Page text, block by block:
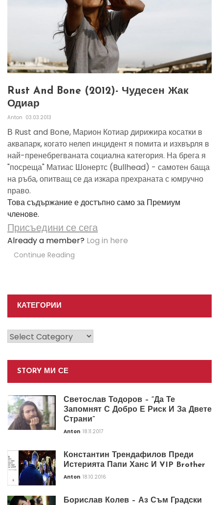
Rust And Bone (2012)- Чудесен Жак
Одиар
Anton 03.03.2013
В Rust and Bone, Марион Котиар дирижира косатки в
аквапарк, когато нелеп инцидент я помита и изхвърля в
най-пренебрегваната социална категория. На брега я
"посреща" Матиас Шонертс (Bullhead) - самотен баща
на ръба, опитващ се да изкара прехраната с юмручно
право.
Това съдържание е достъпно само за Премиум
членове.
Присъедини се сега
Already a member? Log in here
Continue Reading
КАТЕГОРИИ
Категории
STORY МИ СЕ
Светослав Тодоров – “Да Те
Запомнят С Добро Е Риск И За Двете
Страни”
Anton 18.11.2017
Константин Трендафилов Преди
Истерията Папи Ханс И VIP Brother
Anton 18.10.2016
Борислав Колев – Аз Съм Градски